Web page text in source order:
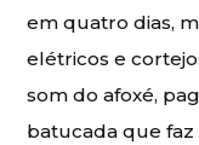
em quatro dias,
elétricos e
som do afoxé,
batucada que faz